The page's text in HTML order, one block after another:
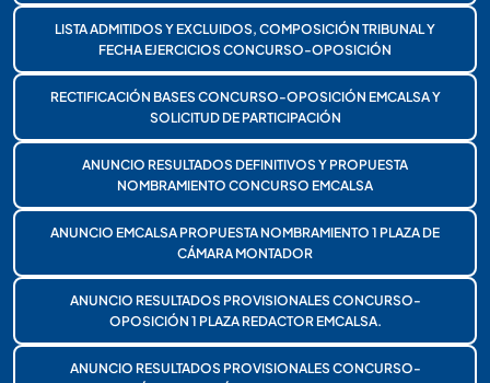
LISTA ADMITIDOS Y EXCLUIDOS, COMPOSICIÓN TRIBUNAL Y
FECHA EJERCICIOS CONCURSO-OPOSICIÓN
RECTIFICACIÓN BASES CONCURSO-OPOSICIÓN EMCALSA Y
SOLICITUD DE PARTICIPACIÓN
ANUNCIO RESULTADOS DEFINITIVOS Y PROPUESTA
NOMBRAMIENTO CONCURSO EMCALSA
ANUNCIO EMCALSA PROPUESTA NOMBRAMIENTO 1 PLAZA DE
CÁMARA MONTADOR
ANUNCIO RESULTADOS PROVISIONALES CONCURSO-
OPOSICIÓN 1 PLAZA REDACTOR EMCALSA.
ANUNCIO RESULTADOS PROVISIONALES CONCURSO-